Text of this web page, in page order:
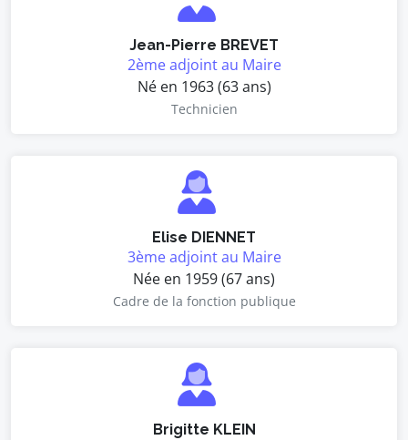
Jean-Pierre BREVET
2ème adjoint au Maire
Né en 1963 (63 ans)
Technicien
Elise DIENNET
3ème adjoint au Maire
Née en 1959 (67 ans)
Cadre de la fonction publique
Brigitte KLEIN